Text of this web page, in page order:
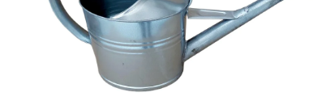
DOPORUČUJEME